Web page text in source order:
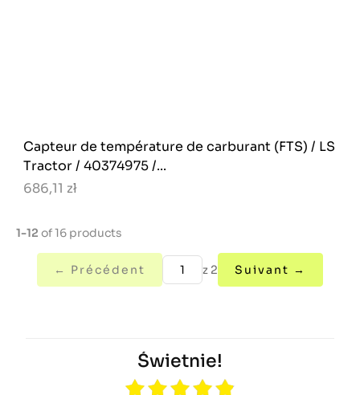
Capteur de température de carburant (FTS) / LS
Tractor / 40374975 /...
686,11 zł
1-12 of 16 products
← Précédent z 2 Suivant →
Świetnie!